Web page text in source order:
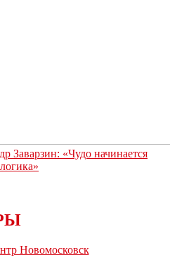
Заварзин: «Чудо начинается